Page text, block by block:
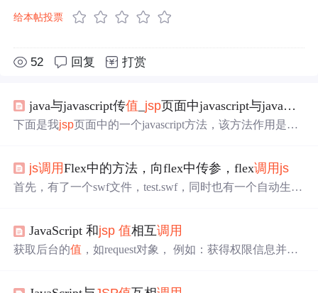
给本帖投票
52 回复 打赏
java与javascript传值 jsp页面中javascript与java脚本之间传
下面是我jsp页面中的一个javascript方法，该方法作用是接
分数据传递下去...下面是我 jsp 页面中的一个javascript方
法，该方法作用是接收一个后台传过来的由字符串组成的
js调用Flex中的方法，向flex中传参，flex调用 js
首先，有了一个swf文件，test.swf，同时也有一个自动生成
在test.jsp中，向flex传参，并调用flex中的方法，我采用的
方法是： 首先，在jsp中写一个 调用flex的方法，如下 functi
JavaScript 和jsp 值相互调用
获取后台的值 ，如request对象， 例如：获得权限信息并展